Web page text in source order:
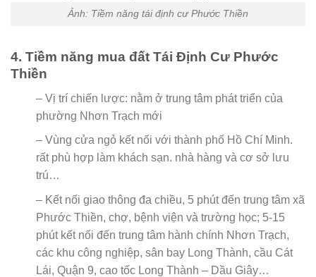
Ảnh: Tiềm năng tái định cư Phước Thiền
4. Tiềm năng mua đất Tái Định Cư Phước
Thiền
– Vị trí chiến lược: nằm ở trung tâm phát triển của
phường Nhơn Trạch mới
– Vùng cửa ngỏ kết nối với thành phố Hồ Chí Minh.
rất phù hợp làm khách sạn. nhà hàng và cơ sở lưu
trú…
– Kết nối giao thông đa chiều, 5 phút đến trung tâm xã
Phước Thiền, chợ, bệnh viện và trường học; 5-15
phút kết nối đến trung tâm hành chính Nhơn Trạch,
các khu công nghiệp, sân bay Long Thành, cầu Cát
Lái, Quận 9, cao tốc Long Thành – Dầu Giây…